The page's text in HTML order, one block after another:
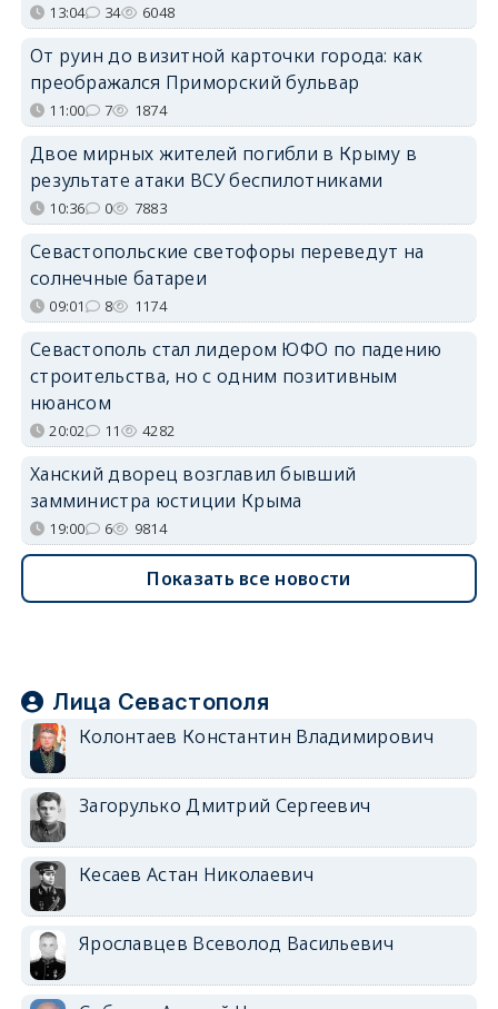
13:04 34 6048
От руин до визитной карточки города: как
преображался Приморский бульвар
11:00 7 1874
Двое мирных жителей погибли в Крыму в
результате атаки ВСУ беспилотниками
10:36 0 7883
Севастопольские светофоры переведут на
солнечные батареи
09:01 8 1174
Севастополь стал лидером ЮФО по падению
строительства, но с одним позитивным
нюансом
20:02 11 4282
Ханский дворец возглавил бывший
замминистра юстиции Крыма
19:00 6 9814
Показать все новости
Лица Севастополя
Колонтаев Константин Владимирович
Загорулько Дмитрий Сергеевич
Кесаев Астан Николаевич
Ярославцев Всеволод Васильевич